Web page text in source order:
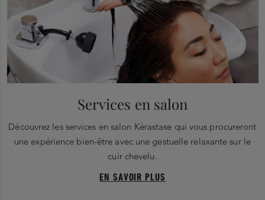
Services en salon
Découvrez les services en salon Kérastase qui vous procureront
une expérience bien-être avec une gestuelle relaxante sur le
cuir chevelu.
EN SAVOIR PLUS